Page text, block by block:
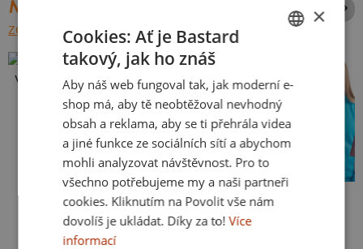
NEJPRODÁVANĚJŠÍ POTISKY
ZOBRAZIT VŠECHNY
Vlastní potisk
Kakat-du
SLOVAK
×
Cookies: Ať je Bastard
takový, jak ho znáš
Aby náš web fungoval tak, jak moderní e-
shop má, aby tě neobtěžoval nevhodný
obsah a reklama, aby se ti přehrála videa
a jiné funkce ze sociálních sítí a abychom
mohli analyzovat návštěvnost. Pro to
všechno potřebujeme my a naši partneři
cookies. Kliknutím na Povolit vše nám
dovolíš je ukládat. Díky za to! Více
informací